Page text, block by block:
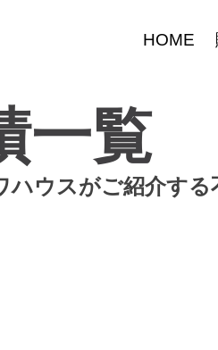
HOME
一覧
ウスがご紹介する